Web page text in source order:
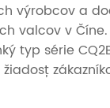
výrobcov a
valcov v
typ série